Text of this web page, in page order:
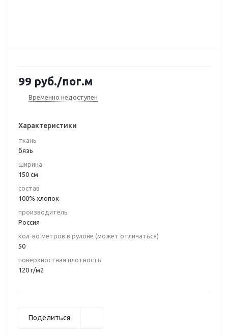
99 руб./пог.м
Временно недоступен
Характеристики
ткань
бязь
ширина
150 см
состав
100% хлопок
производитель
Россия
кол-во метров в рулоне (может отличаться)
50
поверхностная плотность
120 г/м2
Поделиться